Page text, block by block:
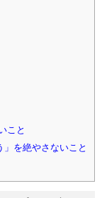
こと
を絶やさないこと